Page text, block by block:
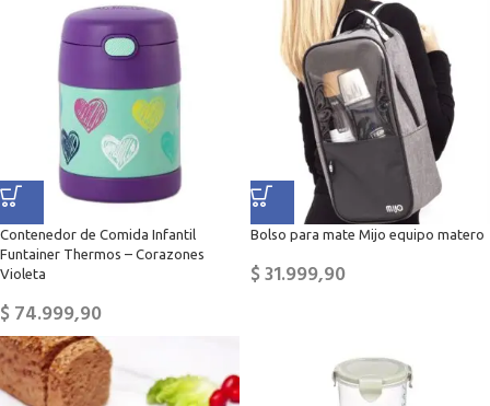
Contenedor de Comida Infantil
Funtainer Thermos – Corazones
Violeta
$74.999,90
Bolso para mate Mijo equipo matero
$31.999,90